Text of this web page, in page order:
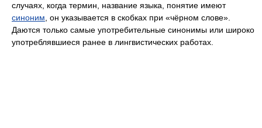
случаях, когда термин, название языка, понятие имеют
синоним , он указывается в скобках при «чёрном слове».
Даются только самые употребительные синонимы или широко
употреблявшиеся ранее в лингвистических работах.